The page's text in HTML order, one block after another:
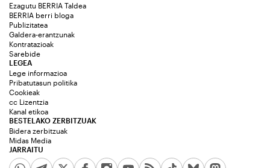
Ezagutu BERRIA Taldea
BERRIA berri bloga
Publizitatea
Galdera-erantzunak
Kontratazioak
Sarebide
JARRAITU
LEGEA
Lege informazioa
Pribatutasun politika
Cookieak
cc Lizentzia
Kanal etikoa
BESTELAKO ZERBITZUAK
Bidera zerbitzuak
Midas Media